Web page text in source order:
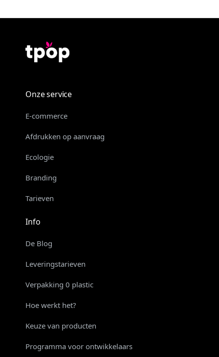
Onze service
E-commerce
Afdrukken op aanvraag
Ecologie
Branding
Tarieven
Info
De Blog
Leveringstarieven
Verpakking 0 plastic
Hoe werkt het?
Keuze van producten
Programma voor ontwikkelaars